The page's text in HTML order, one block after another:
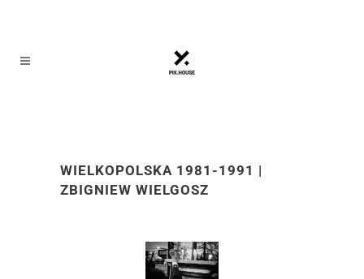
WIELKOPOLSKA 1981-1991 |
ZBIGNIEW WIELGOSZ